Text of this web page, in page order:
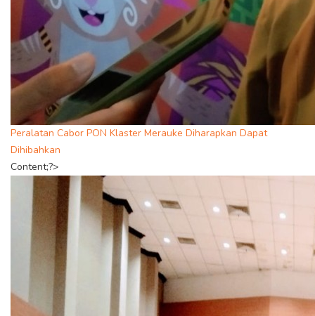
Peralatan Cabor PON Klaster Merauke Diharapkan Dapat
Dihibahkan
Content;?>